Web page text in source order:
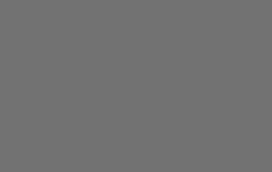
voor eenvoudige
met zeilogen mogelijk,